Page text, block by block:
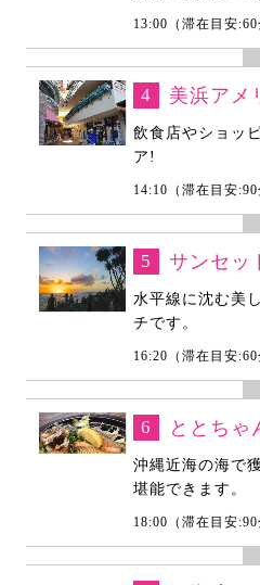
13:00（滞在目安:60
4 美浜アメ
飲食店やショッ
ア!
14:10（滞在目安:90
5 サンセッ
水平線に沈む美
チです。
16:20（滞在目安:60
6 ととちゃ
沖縄近海の海で
堪能できます。
18:00（滞在目安:90